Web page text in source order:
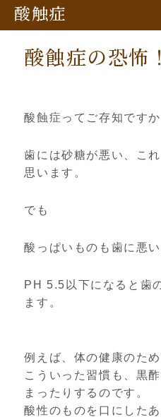
酸触症
酸蝕症の恐怖
酸蝕症ってご存知ですか
歯には砂糖が悪い、こ
思います。
でも
酸っぱいものも歯に悪い
PH 5.5以下になると歯
ます。
例えば、体の健康のた
こういった習慣も、黒
まったりするのです。
酸性のものを口にした